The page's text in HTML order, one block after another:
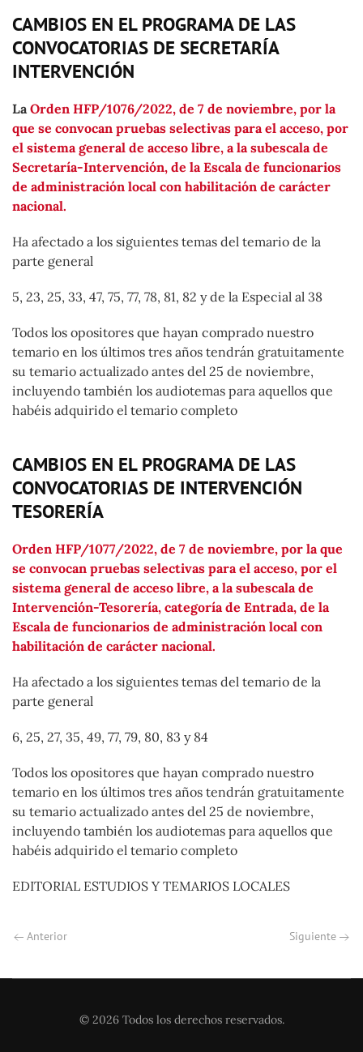
CAMBIOS EN EL PROGRAMA DE LAS
CONVOCATORIAS DE SECRETARÍA
INTERVENCIÓN
LaOrden HFP/1076/2022, de 7 de noviembre, por la
que se convocan pruebas selectivas para el acceso, por
el sistema general de acceso libre, a la subescala de
Secretaría-Intervención, de la Escala de funcionarios
de administración local con habilitación de carácter
nacional.
Ha afectado a los siguientes temas del temario de la
parte general
5, 23, 25, 33, 47, 75, 77, 78, 81, 82 y de la Especial al 38
Todos los opositores que hayan comprado nuestro
temario en los últimos tres años tendrán gratuitamente
su temario actualizado antes del 25 de noviembre,
incluyendo también los audiotemas para aquellos que
habéis adquirido el temario completo
CAMBIOS EN EL PROGRAMA DE LAS
CONVOCATORIAS DE INTERVENCIÓN
TESORERÍA
Orden HFP/1077/2022, de 7 de noviembre, por la que
se convocan pruebas selectivas para el acceso, por el
sistema general de acceso libre, a la subescala de
Intervención-Tesorería, categoría de Entrada, de la
Escala de funcionarios de administración local con
habilitación de carácter nacional.
Ha afectado a los siguientes temas del temario de la
parte general
6, 25, 27, 35, 49, 77, 79, 80, 83 y 84
Todos los opositores que hayan comprado nuestro
temario en los últimos tres años tendrán gratuitamente
su temario actualizado antes del 25 de noviembre,
incluyendo también los audiotemas para aquellos que
habéis adquirido el temario completo
EDITORIAL ESTUDIOS Y TEMARIOS LOCALES
Anterior Siguiente
© 2026Todos los derechos reservados.